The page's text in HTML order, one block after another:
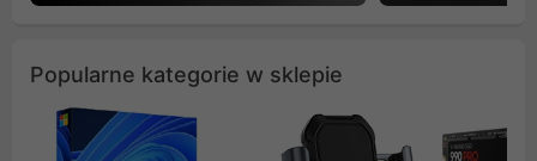
Popularne kategorie w sklepie